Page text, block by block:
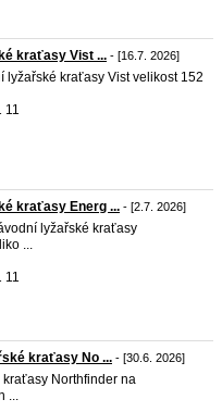
kraťasy Vist ... - [16.7. 2026]
lyžařské kraťasy Vist velikost 152
11
kraťasy Energ ... - [2.7. 2026]
lyžařské kraťasy
...
11
kraťasy No ... - [30.6. 2026]
Northfinder na
...